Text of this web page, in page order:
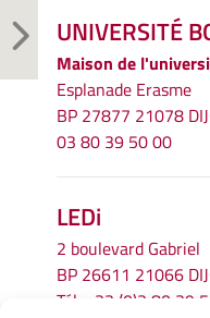
UNIVERSITÉ
Maison de
Esplanade Erasme
BP 27877 21078
03 80 39 50 00
LEDi
2 boulevard Gabriel
BP 26611 21066
Tél.
+33 (0)3 80 39